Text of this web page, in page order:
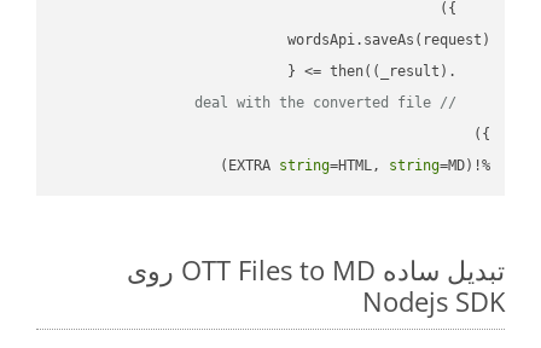
    .then(
( _result ) =>
// deal with the converted file
%!(EXTRA
string=HTML, string=MD)
تبدیل ساده OTT Files to MD روی
Nodejs SDK